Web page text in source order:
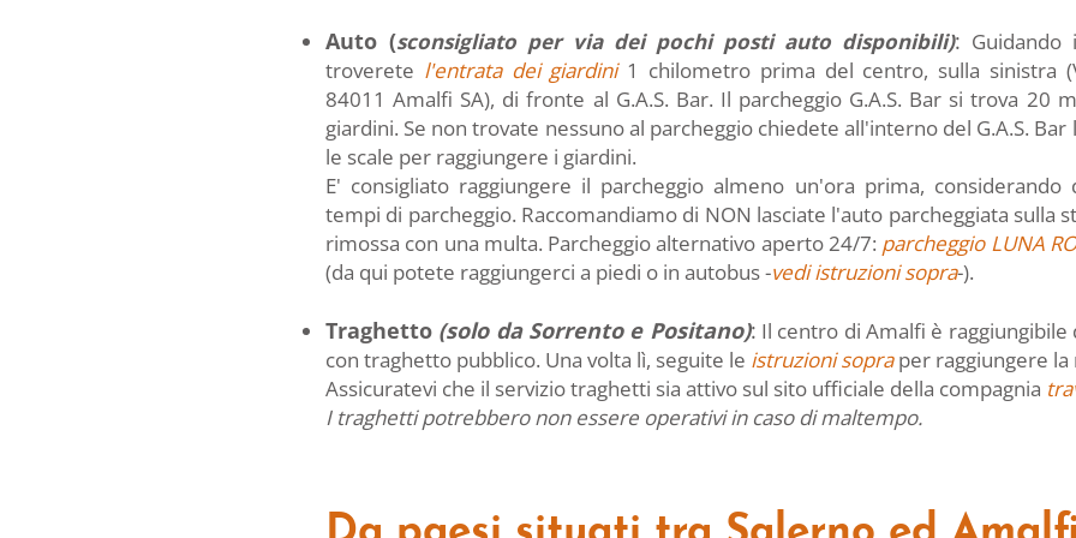
Auto (sconsigliato per via dei pochi posti auto disponibili):
troverete l'entrata dei giardini1 chilometro prima del centro, sulla sinistra
84011 Amalfi SA), di fronte al G.A.S. Bar. Il parcheggio G.A.S. Bar si trova 20
giardini. Se non trovate nessuno al parcheggio chiedete all'interno del G.A.S.
le scale per raggiungere i giardini.
E' consigliato raggiungere il parcheggio almeno un'ora prima,
tempi di parcheggio. Raccomandiamo di NON lasciate l'auto parcheggiata sulla
rimossa con una multa. Parcheggio alternativo aperto 24/7: parcheggio LUNA
(da qui potete raggiungerci a piedi o in autobus -vedi istruzioni sopra-).​
Traghetto (solo da Sorrento e Positano): Il centro di Amalfi è raggiungibile
con traghetto pubblico. Una volta lì, seguite le istruzioni sopraper raggiungere la
Assicuratevi che il servizio traghetti sia attivo sul sito ufficiale della compagnia
I traghetti potrebbero non essere operativi in caso di maltempo.